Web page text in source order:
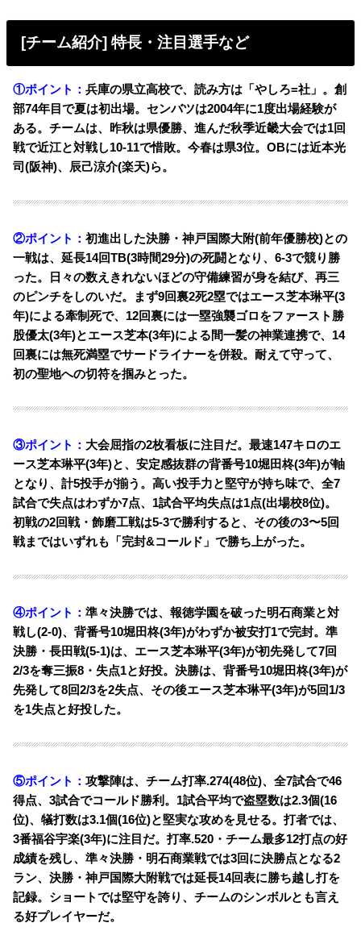
[チーム紹介] 特長・注目選手など
①ポイント：兵庫の県立高校で、読み方は「やしろ=社」。創
部74年目で夏は初出場。センバツは2004年に1度出場経験が
ある。チームは、昨秋は県優勝、進んだ秋季近畿大会では1回
戦で近江と対戦し10-11で惜敗。今春は県3位。OBには近本光
司(阪神)、辰己涼介(楽天)ら。
②ポイント：初進出した決勝・神戸国際大附(前年優勝校)との
一戦は、延長14回TB(3時間29分)の死闘となり、6-3で競り勝
った。日々の数えきれないほどの守備練習が身を結び、再三
のピンチをしのいだ。まず9回裏2死2塁ではエース芝本琳平(3
年)による牽制死で、12回裏には一塁強襲ゴロをファースト勝
股優太(3年)とエース芝本(3年)による間一髪の神業連携で、14
回裏には無死満塁でサードライナーを併殺。耐えて守って、
初の聖地への切符を掴みとった。
③ポイント： 大会屈指の2枚看板に注目だ。最速147キロのエ
ース芝本琳平(3年)と、安定感抜群の背番号10堀田柊(3年)が軸
となり、計5投手が揃う。高い投手力と堅守が持ち味で、全7
試合で失点はわずか7点、1試合平均失点は1点(出場校8位)。
初戦の2回戦・飾磨工戦は5-3で勝利すると、その後の3〜5回
戦まではいずれも「完封&コールド」で勝ち上がった。
④ポイント：準々決勝では、報徳学園を破った明石商業と対
戦し(2-0)、背番号10堀田柊(3年)がわずか被安打1で完封。準
決勝・長田戦(5-1)は、エース芝本琳平(3年)が初先発して7回
2/3を奪三振8・失点1と好投。決勝は、背番号10堀田柊(3年)が
先発して8回2/3を2失点、その後エース芝本琳平(3年)が5回1/3
を1失点と好投した。
⑤ポイント：攻撃陣は、チーム打率.274(48位)、全7試合で46
得点、3試合でコールド勝利。 1試合平均で盗塁数は2.3個(16
位)、犠打数は3.1個(16位)と堅実な攻めを見せる。打者では、
3番福谷宇楽(3年)に注目だ。打率.520・チーム最多12打点の好
成績を残し、準々決勝・明石商業戦では3回に決勝点となる2
ラン、決勝・神戸国際大附戦では延長14回表に勝ち越し打を
記録。ショートでは堅守を誇り、チームのシンボルとも言え
る好プレイヤーだ。